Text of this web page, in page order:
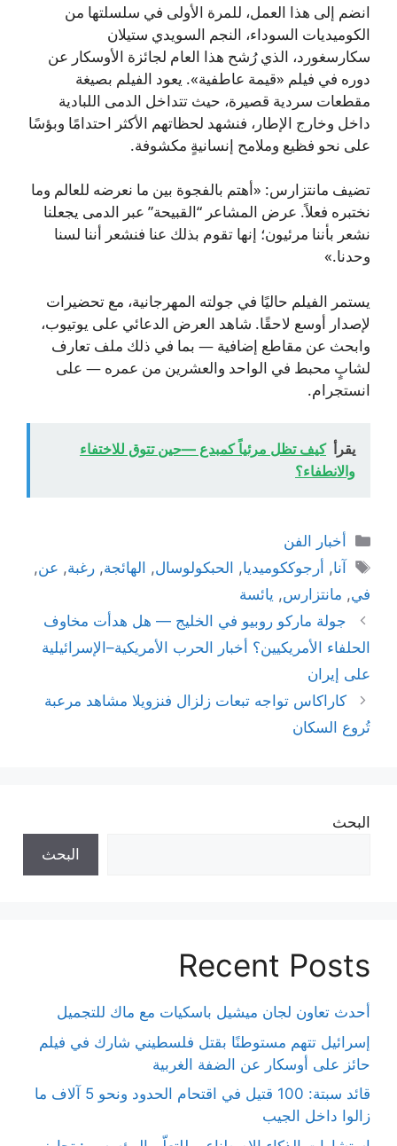
انضم إلى هذا العمل، للمرة الأولى في سلسلتها من
الكوميديات السوداء، النجم السويدي ستيلان
سكارسغورد، الذي رُشح هذا العام لجائزة الأوسكار عن
دوره في فيلم «قيمة عاطفية». يعود الفيلم بصيغة
مقطعات سردية قصيرة، حيث تتداخل الدمى اللبادية
داخل وخارج الإطار، فنشهد لحظاتهم الأكثر احتدامًا وبؤسًا
على نحو فظيع وملامح إنسانيةٍ مكشوفة.
تضيف مانتزارس: «أهتم بالفجوة بين ما نعرضه للعالم وما
نختبره فعلاً. عرض المشاعر “القبيحة” عبر الدمى يجعلنا
نشعر بأننا مرئيون؛ إنها تقوم بذلك عنا فنشعر أننا لسنا
وحدنا.»
يستمر الفيلم حاليًا في جولته المهرجانية، مع تحضيرات
لإصدار أوسع لاحقًا. شاهد العرض الدعائي على يوتيوب،
وابحث عن مقاطع إضافية — بما في ذلك ملف تعارف
لشابٍ محبط في الواحد والعشرين من عمره — على
انستجرام.
يقرأ كيف تظل مرئياً كمبدع —حين تتوق للاختفاء
والانطفاء؟
التصنيفات
أخبار الفن
الوسوم
آنا, أرجوككوميديا, الحبكولوسال, الهائجة,رغبة, عن,
في, مانتزارس, يائسة
جولة ماركو روبيو في الخليج — هل هدأت مخاوف
الحلفاء الأمريكيين؟ أخبار الحرب الأمريكية–الإسرائيلية
على إيران
كاراكاس تواجه تبعات زلزال فنزويلا مشاهد مرعبة
تُروع السكان
البحث
البحث
Recent Posts
أحدث تعاون لجان ميشيل باسكيات مع ماك للتجميل
إسرائيل تتهم مستوطنًا بقتل فلسطيني شارك في فيلم
حائز على أوسكار عن الضفة الغربية
قائد سبتة: 100 قتيل في اقتحام الحدود ونحو 5 آلاف ما
زالوا داخل الجيب